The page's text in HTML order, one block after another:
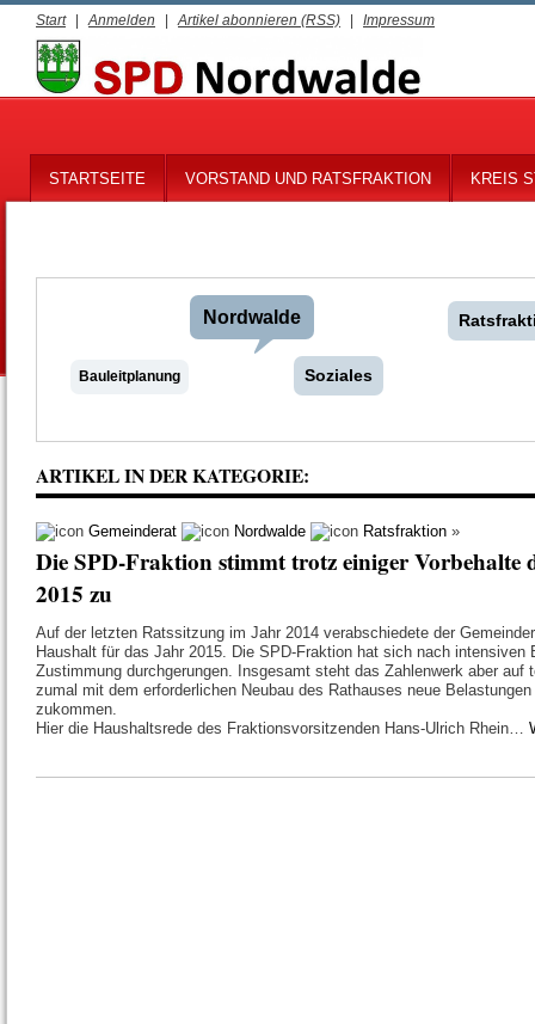
Start| Anmelden | Artikel abonnieren (RSS) | Impressum
STARTSEITE VORSTAND UND RATSFRAKTION KREIS
Nordwalde
Soziales
Bauleitplanung
ARTIKEL IN DER KATEGORIE:
Gemeinderat Nordwalde Ratsfraktion »
Die SPD-Fraktion stimmt trotz einiger Vorbehalte
2015 zu
Auf der letzten Ratssitzung im Jahr 2014 verabschiedete der
Haushalt für das Jahr 2015. Die SPD-Fraktion hat sich nach intensiven
Zustimmung durchgerungen. Insgesamt steht das Zahlenwerk aber auf
zumal mit dem erforderlichen Neubau des Rathauses neue
zukommen.
Hier die Haushaltsrede des Fraktionsvorsitzenden Hans-Ulrich Rhein…